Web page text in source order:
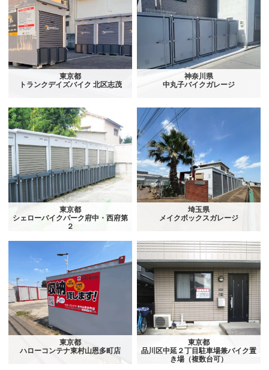
東京都
トランクデイズバイク 北区志茂
神奈川県
中丸子バイクガレージ
東京都
シェローバイクパーク府中・西府第
２
埼玉県
メイクボックスガレージ
東京都
ハローコンテナ東村山恩多町店
東京都
品川区中延２丁目駐車場兼バイク置
き場（複数台可）